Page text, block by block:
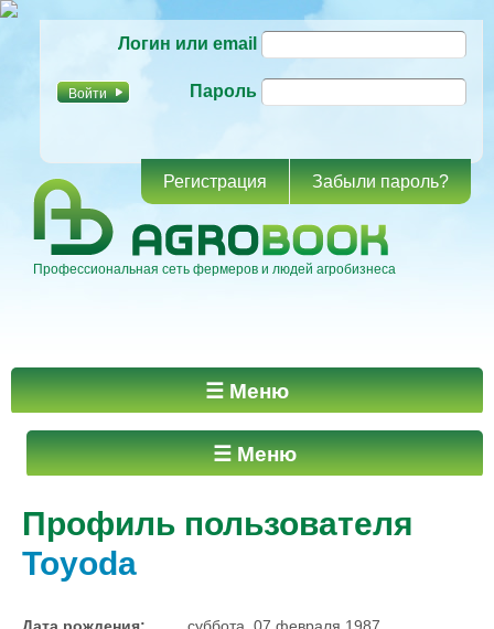
основному
Логин или email
Пароль
Регистрация Забыли пароль?
Профессиональная сеть фермеров и людей агробизнеса
Главное меню ☰ Меню
☰ Меню
Профиль пользователя
Toyoda